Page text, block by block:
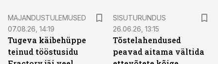
MAJANDUSTULEMUSED
07.08.26, 14:19
Tugeva käibehüppe
teinud tööstusidu
SISUTURUNDUS
26.06.26, 13:15
Tõstelahendused
peavad aitama vältida